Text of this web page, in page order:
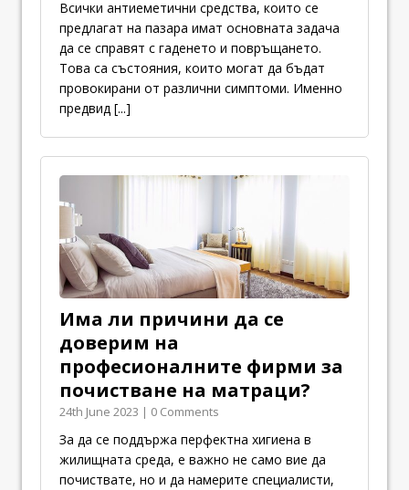
Всички антиеметични средства, които се
предлагат на пазара имат основната задача
да се справят с гаденето и повръщането.
Това са състояния, които могат да бъдат
провокирани от различни симптоми. Именно
предвид [...]
Има ли причини да се
доверим на
професионалните фирми за
почистване на матраци?
24th June 2023 | 0 Comments
За да се поддържа перфектна хигиена в
жилищната среда, е важно не само вие да
почиствате, но и да намерите специалисти,